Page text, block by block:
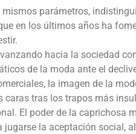
parámetros,
en los últimos años ha
hacia la sociedad
de la moda ante el
la imagen de la
caras tras los trapos más
El poder de la caprichosa
la aceptación social,